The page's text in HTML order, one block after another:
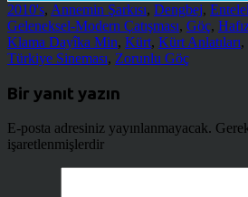
2010's, Annemin Şarkısı, Dengbej,
Geleneksel-Modern Çatışması, Göç,
Klama Dayîka Min, Kürt, Kürt Anlatıları,
Türkiye Sineması, Zorunlu Göç
Bir yanıt yazın
E-posta adresiniz yayınlanmayacak.
işaretlenmişlerdir